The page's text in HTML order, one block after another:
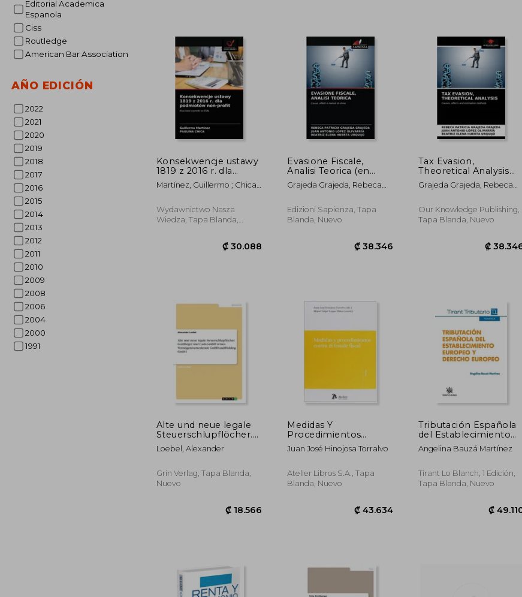
Editorial Academica
Espanola
Ciss
Routledge
American Bar Association
AÑO EDICIÓN
2022
2021
2020
2019
2018
2017
2016
2015
2014
2013
2012
2011
2010
2009
2008
2006
2004
2000
1991
Konsekwencje ustawy
1819 z 2016 r. dla
podmiotów non-
profit (en Polaco)
Martínez, Guillermo ; Chica,
Wydawnictwo Nasza
Wiedza, Tapa Blanda,
₡ 30.088
Evasione Fiscale,
Analisi Teorica (en
Italiano)
Grajeda Grajeda, Rebeca
Juan Antonio ; Huerta
Urquijo, Beatriz Elena
Edizioni Sapienza, Tapa
Blanda, Nuevo
₡ 38.346
Tax Evasion,
Theoretical Analysis
(en Inglés)
Grajeda Grajeda, Rebeca
Juan Antonio ; Huerta
Urquijo, Beatriz Elena
Our Knowledge Publishing,
Tapa Blanda, Nuevo
Alte und neue legale
Steuerschlupflöcher.
Goldfinger und Cash-
GmbH versus
GmbH und Holding
GmbH (en Alemán)
Loebel, Alexander
Grin Verlag, Tapa Blanda,
Nuevo
Medidas Y
Procedimientos
Contra El Fraude Fiscal
Juan José Hinojosa Torralvo
Atelier Libros S.A., Tapa
Blanda, Nuevo
Tributación Española
del Establecimiento
Europeo y Derecho
Europeo (Temática
Angelina Bauzá Martínez
Tirant Lo Blanch, 1 Edición,
Tapa Blanda, Nuevo